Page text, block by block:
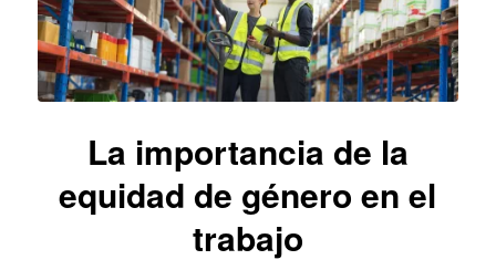
La importancia de la
equidad de género en el
trabajo